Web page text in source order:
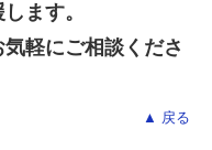
ます。
軽にご相談くださ
▲ 戻る